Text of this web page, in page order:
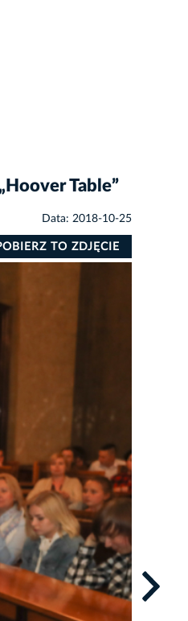
Table”
Data: 2018-10-25
TO ZDJĘCIE